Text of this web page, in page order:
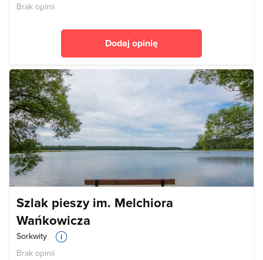
Brak opinii
Dodaj opinię
Szlak pieszy im. Melchiora
Wańkowicza
Sorkwity
Brak opinii